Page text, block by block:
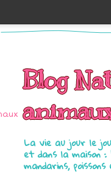
Blog
La vie au jour le
et dans la maison
mandarins,